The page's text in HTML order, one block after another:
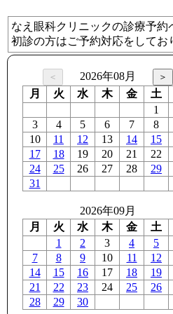
なえ眼科クリニックの診療予約
初診の方はご予約対応をしてお
2026年08月
月
火 水 木 金 土
1
3
4 5 6 7 8
10
11 12 13 14 15
17
18 19 20 21 22
24
25 26 27 28 29
31
2026年09月
月
火 水 木 金 土
1
2 3 4 5
7
8 9 10 11 12
14
15 16 17 18 19
21
22 23 24 25 26
28
29 30